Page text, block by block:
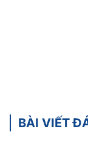
Tiết kiệm
điều hòa
BÀI VIẾT